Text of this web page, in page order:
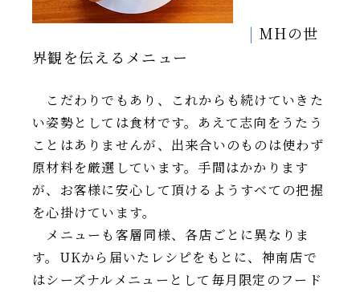
| MHの世
界観を伝えるメニュー
こだわりでもあり、これからも続けていきた
い姿勢としては食材です。あえて志向をうたう
ことはありませんが、出来合いのものは使わず
原材料を厳選しています。手間はかかります
が、お客様に安心して頂けるようすべての把握
を心掛けています。
メニューも客層同様、各店ごとに異なりま
す。UKから届いたレシピをもとに、神南店で
はシーズナルメニューとして毎月限定のフード